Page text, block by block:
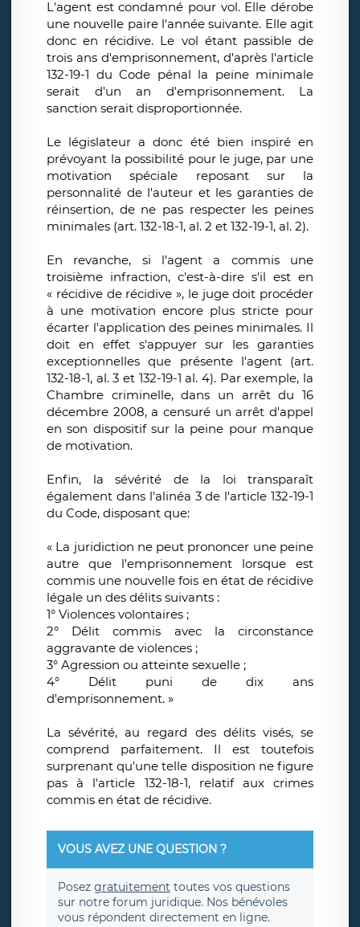
L'agent est condamné pour vol. Elle dérobe
une nouvelle paire l'année suivante. Elle agit
donc en récidive. Le vol étant passible de
trois ans d'emprisonnement, d'après l'article
132-19-1 du Code pénal la peine minimale
serait d'un an d'emprisonnement. La
sanction serait disproportionnée.
Le législateur a donc été bien inspiré en
prévoyant la possibilité pour le juge, par une
motivation spéciale reposant sur la
personnalité de l'auteur et les garanties de
réinsertion, de ne pas respecter les peines
minimales (art. 132-18-1, al. 2 et 132-19-1, al. 2).
En revanche, si l'agent a commis une
troisième infraction, c'est-à-dire s'il est en
« récidive de récidive », le juge doit procéder
à une motivation encore plus stricte pour
écarter l'application des peines minimales. Il
doit en effet s'appuyer sur les garanties
exceptionnelles que présente l'agent (art.
132-18-1, al. 3 et 132-19-1 al. 4). Par exemple, la
Chambre criminelle, dans un arrêt du 16
décembre 2008, a censuré un arrêt d'appel
en son dispositif sur la peine pour manque
de motivation.
Enfin, la sévérité de la loi transparaît
également dans l'alinéa 3 de l'article 132-19-1
du Code, disposant que:
« La juridiction ne peut prononcer une peine
autre que l'emprisonnement lorsque est
commis une nouvelle fois en état de récidive
légale un des délits suivants :
1° Violences volontaires ;
2° Délit commis avec la circonstance
aggravante de violences ;
3° Agression ou atteinte sexuelle ;
4° Délit puni de dix ans
d'emprisonnement. »
La sévérité, au regard des délits visés, se
comprend parfaitement. Il est toutefois
surprenant qu'une telle disposition ne figure
pas à l'article 132-18-1, relatif aux crimes
commis en état de récidive.
VOUS AVEZ UNE QUESTION ?
Posez gratuitement toutes vos questions
sur notre forum juridique. Nos bénévoles
vous répondent directement en ligne.